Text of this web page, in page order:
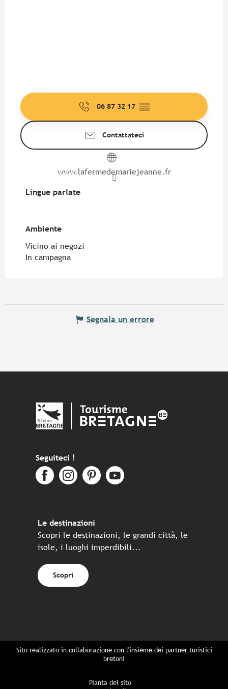
06 87 32 17 ▒▒
Contattateci
www.lafermedemariejeanne.fr
Lingue parlate
Lingue parlate
Ambiente
Ambiente
Vicino ai negozi
In campagna
Segnala un errore
Seguiteci !
Le destinazioni
Scopri le destinazioni, le grandi città, le
isole, i luoghi imperdibili...
Scopri
Sito realizzato in collaborazione con l'insieme dei partner turistici
bretoni
Pianta del sito